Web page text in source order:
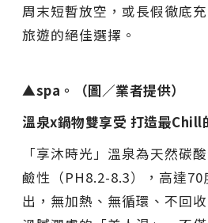
周末短暫放空，或長假徹底
旅遊的絕佳選擇。
▲spa。（圖／業者提供）
溫泉x鍋物雙享受 打造最Chill
「享沐時光」溫泉為天然碳
鹼性（PH8.2-8.3），高達70
出，無加熱、無循環、不回